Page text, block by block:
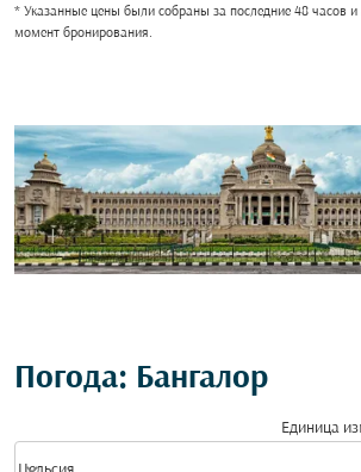
* Указанные цены были собраны за последние 48 часов и
момент бронирования.
Погода: Бангалор
Единица